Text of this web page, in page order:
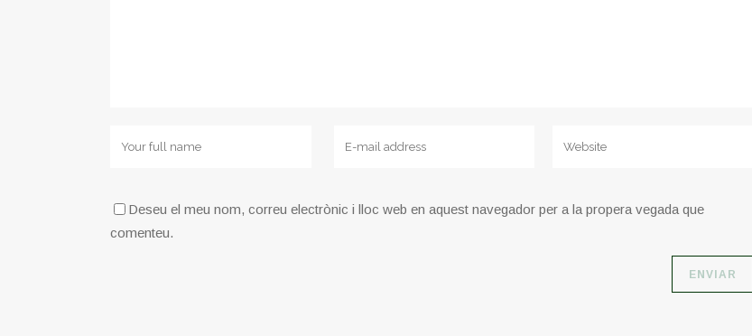
Deseu el meu nom, correu electrònic i lloc web en aquest navegador per a la propera vegada que
comenteu.